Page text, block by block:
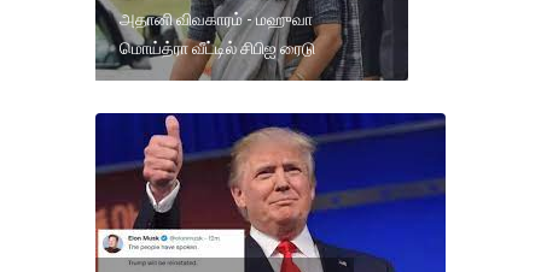
அதானி விவகாரம் - மஹுவா
மொய்த்ரா வீட்டில் சிபிஐ ரைடு